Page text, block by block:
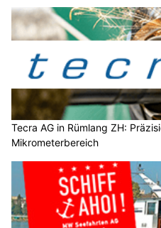
Tecra AG in Rümlang ZH:
Mikrometerbereich